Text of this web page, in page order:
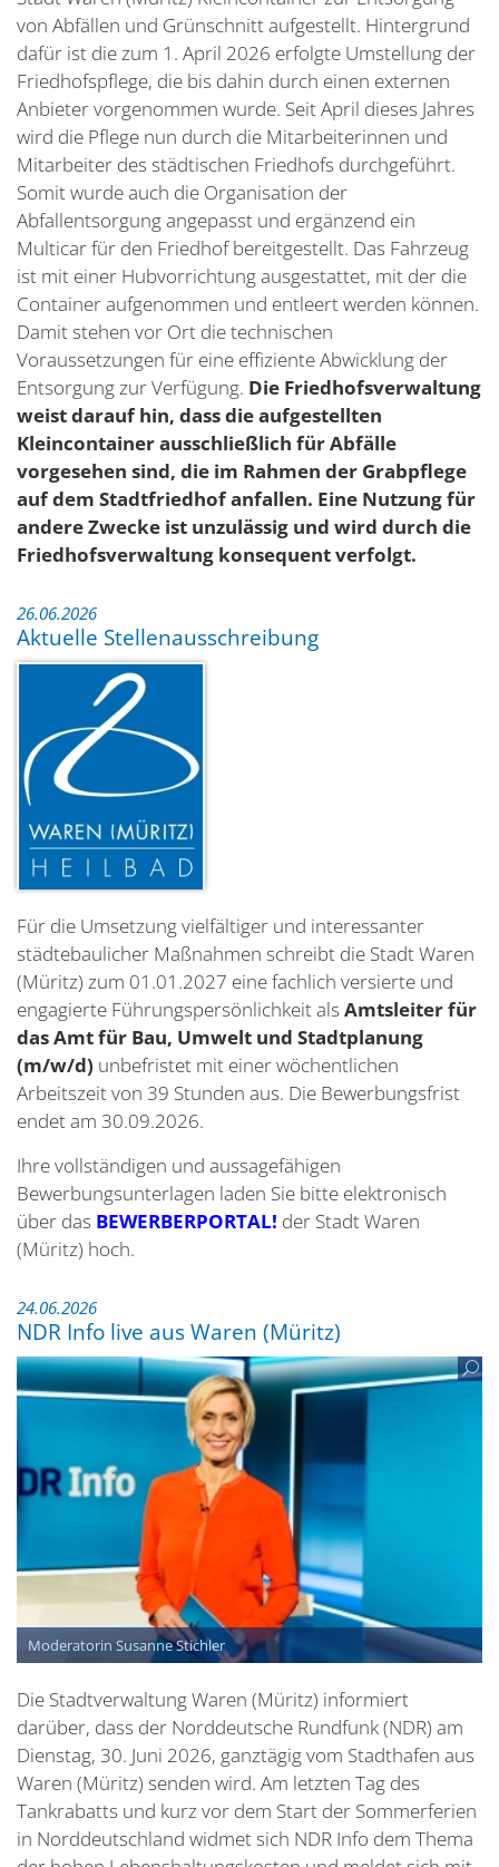
von Abfällen und Grünschnitt aufgestellt. Hintergrund
dafür ist die zum 1. April 2026 erfolgte Umstellung der
Friedhofspflege, die bis dahin durch einen externen
Anbieter vorgenommen wurde. Seit April dieses Jahres
wird die Pflege nun durch die Mitarbeiterinnen und
Mitarbeiter des städtischen Friedhofs durchgeführt.
Somit wurde auch die Organisation der
Abfallentsorgung angepasst und ergänzend ein
Multicar für den Friedhof bereitgestellt. Das Fahrzeug
ist mit einer Hubvorrichtung ausgestattet, mit der die
Container aufgenommen und entleert werden können.
Damit stehen vor Ort die technischen
Voraussetzungen für eine effiziente Abwicklung der
Entsorgung zur Verfügung. Die Friedhofsverwaltung
weist darauf hin, dass die aufgestellten
Kleincontainer ausschließlich für Abfälle
vorgesehen sind, die im Rahmen der Grabpflege
auf dem Stadtfriedhof anfallen. Eine Nutzung für
andere Zwecke ist unzulässig und wird durch die
Friedhofsverwaltung konsequent verfolgt.
26.06.2026
Aktuelle Stellenausschreibung
Für die Umsetzung vielfältiger und interessanter
städtebaulicher Maßnahmen schreibt die Stadt Waren
(Müritz) zum 01.01.2027 eine fachlich versierte und
engagierte Führungspersönlichkeit als Amtsleiter für
das Amt für Bau, Umwelt und Stadtplanung
(m/w/d) unbefristet mit einer wöchentlichen
Arbeitszeit von 39 Stunden aus. Die Bewerbungsfrist
endet am 30.09.2026.
Ihre vollständigen und aussagefähigen
Bewerbungsunterlagen laden Sie bitte elektronisch
über das BEWERBERPORTAL! der Stadt Waren
(Müritz) hoch.
24.06.2026
NDR Info live aus Waren (Müritz)
Moderatorin Susanne Stichler
Die Stadtverwaltung Waren (Müritz) informiert
darüber, dass der Norddeutsche Rundfunk (NDR) am
Dienstag, 30. Juni 2026, ganztägig vom Stadthafen aus
Waren (Müritz) senden wird. Am letzten Tag des
Tankrabatts und kurz vor dem Start der Sommerferien
in Norddeutschland widmet sich NDR Info dem Thema